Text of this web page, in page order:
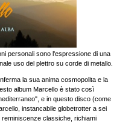
personali sono l'espressione di una
uso del plettro su corde di metallo.
la sua anima cosmopolita e la
album Marcello è stato così
e in questo disco (come
instancabile globetrotter a sei
classiche, richiami